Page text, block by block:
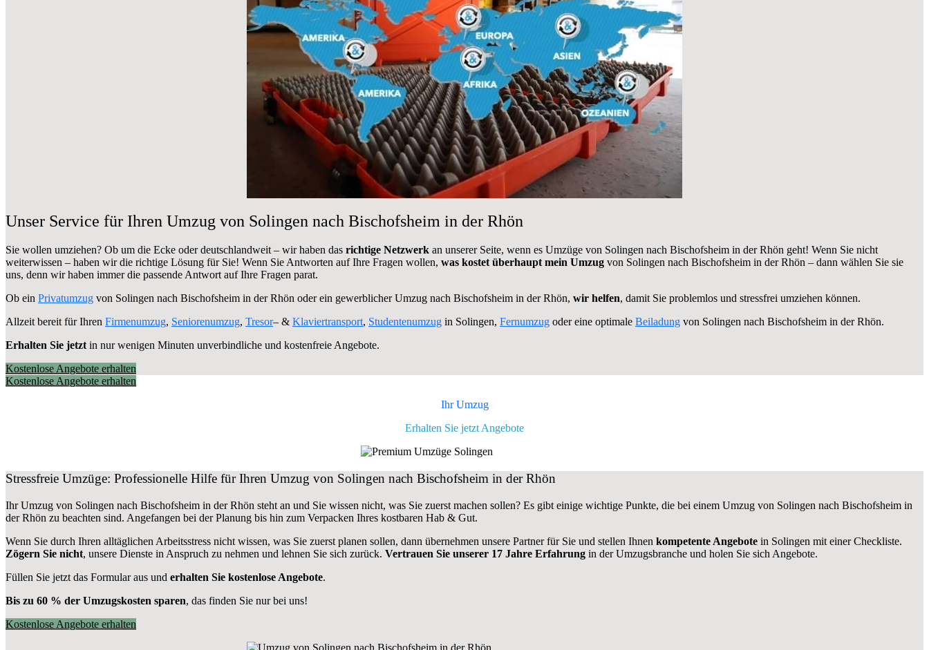
Unser Service für Ihren Umzug von Solingen nach Bischofsheim in der Rhön
Sie wollen umziehen? Ob um die Ecke oder deutschlandweit – wir haben das richtige Netzwerk an unserer Seite, wenn es Umzüge von Solingen nach Bischofsheim in der Rhön geht! Wenn Sie nicht
weiterwissen – haben wir die richtige Lösung für Sie! Wenn Sie Antworten auf Ihre Fragen wollen, was kostet überhaupt mein Umzug von Solingen nach Bischofsheim in der Rhön – dann wählen Sie sie
uns, denn wir haben immer die passende Antwort auf Ihre Fragen parat.
Ob ein Privatumzug von Solingen nach Bischofsheim in der Rhön oder ein gewerblicher Umzug nach Bischofsheim in der Rhön, wir helfen, damit Sie problemlos und stressfrei umziehen können.
Allzeit bereit für Ihren Firmenumzug, Seniorenumzug, Tresor– & Klaviertransport, Studentenumzug in Solingen, Fernumzug oder eine optimale Beiladung von Solingen nach Bischofsheim in der Rhön.
Erhalten Sie jetztin nur wenigen Minuten unverbindliche und kostenfreie Angebote.
Kostenlose Angebote erhalten
Kostenlose Angebote erhalten
Ihr Umzug
Erhalten Sie jetzt Angebote
Stressfreie Umzüge: Professionelle Hilfe für Ihren Umzug von Solingen nach Bischofsheim in der Rhön
Ihr Umzug von Solingen nach Bischofsheim in der Rhön steht an und Sie wissen nicht, was Sie zuerst machen sollen? Es gibt einige wichtige Punkte, die bei einem Umzug von Solingen nach Bischofsheim in
der Rhön zu beachten sind. Angefangen bei der Planung bis hin zum Verpacken Ihres kostbaren Hab & Gut.
Wenn Sie durch Ihren alltäglichen Arbeitsstress nicht wissen, was Sie zuerst planen sollen, dann übernehmen unsere Partner für Sie und stellen Ihnen kompetente Angebote in Solingen mit einer Checkliste.
Zögern Sie nicht, unsere Dienste in Anspruch zu nehmen und lehnen Sie sich zurück. Vertrauen Sie unserer 17 Jahre Erfahrung in der Umzugsbranche und holen Sie sich Angebote.
Füllen Sie jetzt das Formular aus und erhalten Sie kostenlose Angebote.
Bis zu 60 % der Umzugskosten sparen, das finden Sie nur bei uns!
Kostenlose Angebote erhalten